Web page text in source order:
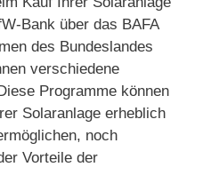
Bank über das BAFA
des Bundeslandes
verschiedene
Programme können
Solaranlage erheblich
noch
Vorteile der